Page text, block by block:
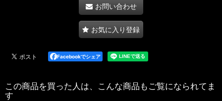
お問い合わせ
お気に入り登録
Facebookでシェア
この商品を買った人は、こんな商品もご覧になられてま
す